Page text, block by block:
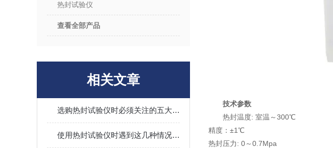
热封试验仪
查看全部产品
相关文章
选购热封试验仪时必须关注的五大指标
使用热封试验仪时遇到这几种情况不要慌
技术参数
热封温度: 室温～300℃
精度：±1℃
热封压力: 0～0.7Mpa